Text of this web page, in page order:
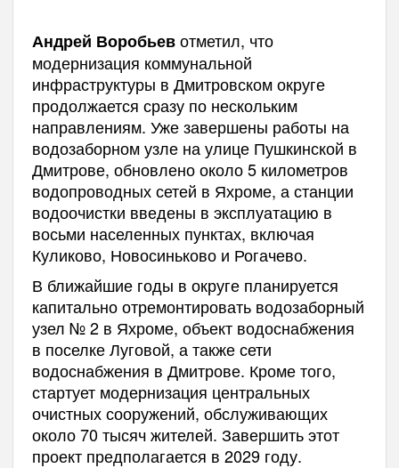
Андрей Воробьевотметил, что
модернизация коммунальной
инфраструктуры в Дмитровском округе
продолжается сразу по нескольким
направлениям. Уже завершены работы на
водозаборном узле на улице Пушкинской в
Дмитрове, обновлено около 5 километров
водопроводных сетей в Яхроме, а станции
водоочистки введены в эксплуатацию в
восьми населенных пунктах, включая
Куликово, Новосиньково и Рогачево.
В ближайшие годы в округе планируется
капитально отремонтировать водозаборный
узел № 2 в Яхроме, объект водоснабжения
в поселке Луговой, а также сети
водоснабжения в Дмитрове. Кроме того,
стартует модернизация центральных
очистных сооружений, обслуживающих
около 70 тысяч жителей. Завершить этот
проект предполагается в 2029 году.